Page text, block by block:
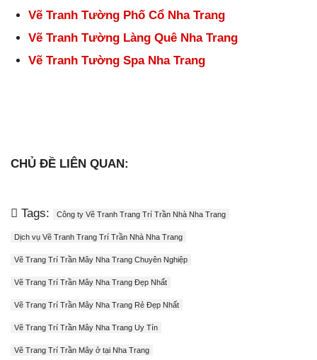
Vẽ Tranh Tường Phố Cổ Nha Trang
Vẽ Tranh Tường Làng Quê Nha Trang
Vẽ Tranh Tường Spa Nha Trang
CHỦ ĐỀ LIÊN QUAN:
Tags: Công ty Vẽ Tranh Trang Trí Trần Nhà Nha Trang
Dịch vụ Vẽ Tranh Trang Trí Trần Nhà Nha Trang
Vẽ Trang Trí Trần Mây Nha Trang Chuyên Nghiệp
Vẽ Trang Trí Trần Mây Nha Trang Đẹp Nhất
Vẽ Trang Trí Trần Mây Nha Trang Rẻ Đẹp Nhất
Vẽ Trang Trí Trần Mây Nha Trang Uy Tín
Vẽ Trang Trí Trần Mây ở tại Nha Trang